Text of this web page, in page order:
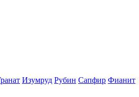
Изумруд Рубин Сапфир Фианит